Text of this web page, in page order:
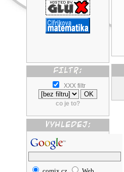
XXX filtr
co je to?